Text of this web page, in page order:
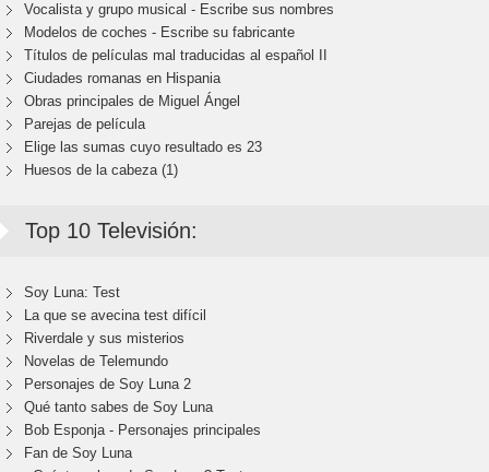
Vocalista y grupo musical - Escribe sus nombres
Modelos de coches - Escribe su fabricante
Títulos de películas mal traducidas al español II
Ciudades romanas en Hispania
Obras principales de Miguel Ángel
Parejas de película
Elige las sumas cuyo resultado es 23
Huesos de la cabeza (1)
Top 10 Televisión:
Soy Luna: Test
La que se avecina test difícil
Riverdale y sus misterios
Novelas de Telemundo
Personajes de Soy Luna 2
Qué tanto sabes de Soy Luna
Bob Esponja - Personajes principales
Fan de Soy Luna